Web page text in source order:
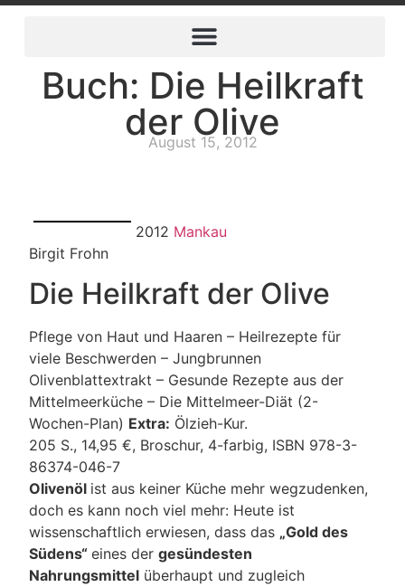
Buch: Die Heilkraft
der Olive
August 15, 2012
2012 Mankau
Birgit Frohn
Die Heilkraft der Olive
Pflege von Haut und Haaren – Heilrezepte für
viele Beschwerden – Jungbrunnen
Olivenblattextrakt – Gesunde Rezepte aus der
Mittelmeerküche – Die Mittelmeer-Diät (2-
Wochen-Plan) Extra: Ölzieh-Kur.
205 S., 14,95 €, Broschur, 4-farbig, ISBN 978-3-
86374-046-7
Olivenöl ist aus keiner Küche mehr wegzudenken,
doch es kann noch viel mehr: Heute ist
wissenschaftlich erwiesen, dass das „Gold des
Südens“eines dergesündesten
Nahrungsmittel überhaupt und zugleich